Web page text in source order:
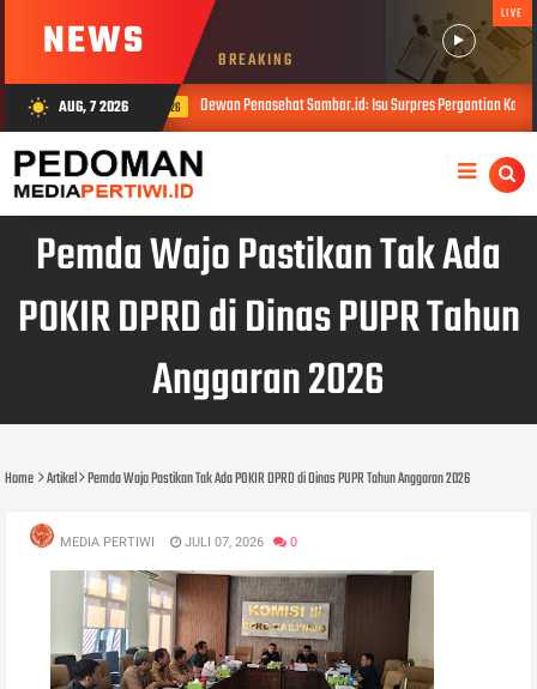
NEWS BREAKING
LIVE
wb_sunny AUG, 7 2026
AUG 07, 2026 Dewan Penasehat Sambar.id: Isu Surpres Pergantian Kapolri Dinilai
Pemda Wajo Pastikan Tak Ada
POKIR DPRD di Dinas PUPR Tahun
Anggaran 2026
Home Artikel Pemda Wajo Pastikan Tak Ada POKIR DPRD di Dinas PUPR Tahun Anggaran 2026
MEDIA PERTIWI JULI 07, 2026 0